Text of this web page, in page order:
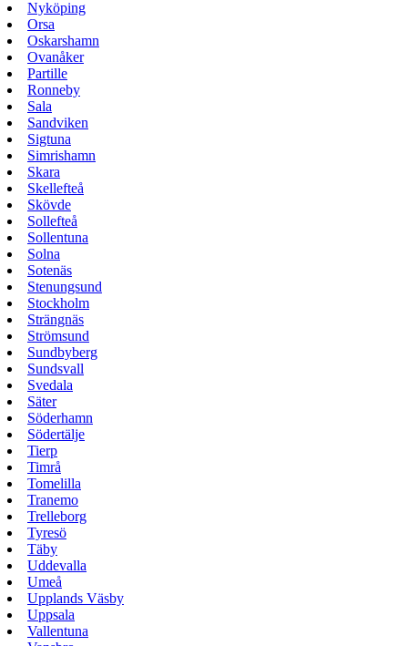
Nyköping
Orsa
Oskarshamn
Ovanåker
Partille
Ronneby
Sala
Sandviken
Sigtuna
Simrishamn
Skara
Skellefteå
Skövde
Sollefteå
Sollentuna
Solna
Sotenäs
Stenungsund
Stockholm
Strängnäs
Strömsund
Sundbyberg
Sundsvall
Svedala
Säter
Söderhamn
Södertälje
Tierp
Timrå
Tomelilla
Tranemo
Trelleborg
Tyresö
Täby
Uddevalla
Umeå
Upplands Väsby
Uppsala
Vallentuna